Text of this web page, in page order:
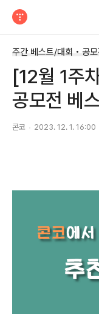
주간 베스트/대회 • 공모
[12월 1주
공모전 베
콘코 2023. 12. 1. 16:00